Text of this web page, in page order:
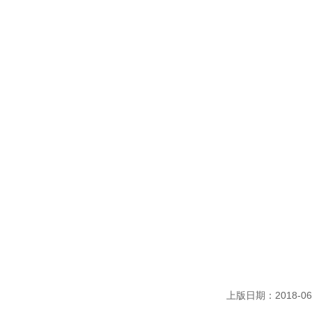
上版日期：2018-